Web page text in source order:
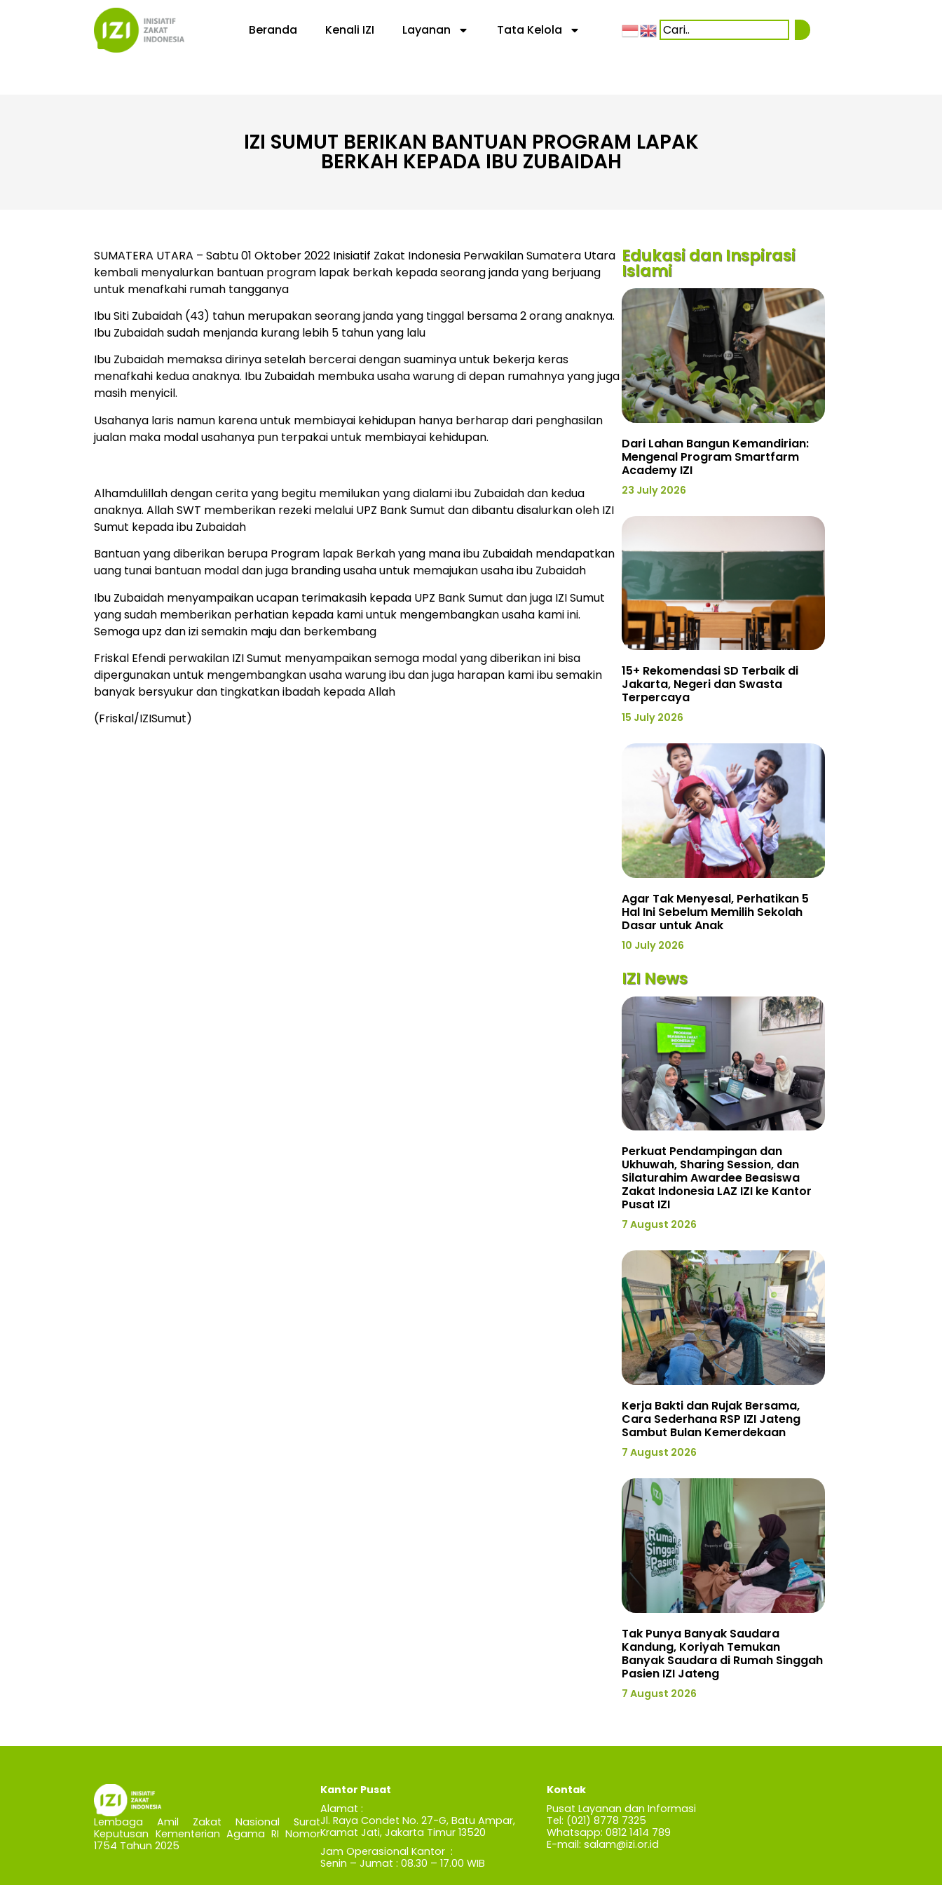
Beranda Kenali IZI Layanan Tata Kelola
IZI SUMUT BERIKAN BANTUAN PROGRAM LAPAK
BERKAH KEPADA IBU ZUBAIDAH
SUMATERA UTARA – Sabtu 01 Oktober 2022 Inisiatif Zakat Indonesia Perwakilan Sumatera Utara
kembali menyalurkan bantuan program lapak berkah kepada seorang janda yang berjuang
untuk menafkahi rumah tangganya
Ibu Siti Zubaidah (43) tahun merupakan seorang janda yang tinggal bersama 2 orang anaknya.
Ibu Zubaidah sudah menjanda kurang lebih 5 tahun yang lalu
Ibu Zubaidah memaksa dirinya setelah bercerai dengan suaminya untuk bekerja keras
menafkahi kedua anaknya. Ibu Zubaidah membuka usaha warung di depan rumahnya yang juga
masih menyicil.
Usahanya laris namun karena untuk membiayai kehidupan hanya berharap dari penghasilan
jualan maka modal usahanya pun terpakai untuk membiayai kehidupan.
Alhamdulillah dengan cerita yang begitu memilukan yang dialami ibu Zubaidah dan kedua
anaknya. Allah SWT memberikan rezeki melalui UPZ Bank Sumut dan dibantu disalurkan oleh IZI
Sumut kepada ibu Zubaidah
Bantuan yang diberikan berupa Program lapak Berkah yang mana ibu Zubaidah mendapatkan
uang tunai bantuan modal dan juga branding usaha untuk memajukan usaha ibu Zubaidah
Ibu Zubaidah menyampaikan ucapan terimakasih kepada UPZ Bank Sumut dan juga IZI Sumut
yang sudah memberikan perhatian kepada kami untuk mengembangkan usaha kami ini.
Semoga upz dan izi semakin maju dan berkembang
Friskal Efendi perwakilan IZI Sumut menyampaikan semoga modal yang diberikan ini bisa
dipergunakan untuk mengembangkan usaha warung ibu dan juga harapan kami ibu semakin
banyak bersyukur dan tingkatkan ibadah kepada Allah
(Friskal/IZISumut)
Edukasi dan Inspirasi
Islami
Dari Lahan Bangun Kemandirian:
Mengenal Program Smartfarm
Academy IZI
23 July 2026
15+ Rekomendasi SD Terbaik di
Jakarta, Negeri dan Swasta
Terpercaya
15 July 2026
Agar Tak Menyesal, Perhatikan 5
Hal Ini Sebelum Memilih Sekolah
Dasar untuk Anak
10 July 2026
IZI News
Perkuat Pendampingan dan
Ukhuwah, Sharing Session, dan
Silaturahim Awardee Beasiswa
Zakat Indonesia LAZ IZI ke Kantor
Pusat IZI
7 August 2026
Kerja Bakti dan Rujak Bersama,
Cara Sederhana RSP IZI Jateng
Sambut Bulan Kemerdekaan
7 August 2026
Tak Punya Banyak Saudara
Kandung, Koriyah Temukan
Banyak Saudara di Rumah Singgah
Pasien IZI Jateng
7 August 2026
Lembaga Amil Zakat Nasional Surat
Keputusan Kementerian Agama RI Nomor
1754 Tahun 2025
Kantor Pusat
Alamat :
Jl. Raya Condet No. 27-G, Batu Ampar,
Kramat Jati, Jakarta Timur 13520
Jam Operasional Kantor :
Senin – Jumat : 08.30 – 17.00 WIB
Kontak
Pusat Layanan dan Informasi
Tel: (021) 8778 7325
Whatsapp: 0812 1414 789
E-mail: salam@izi.or.id